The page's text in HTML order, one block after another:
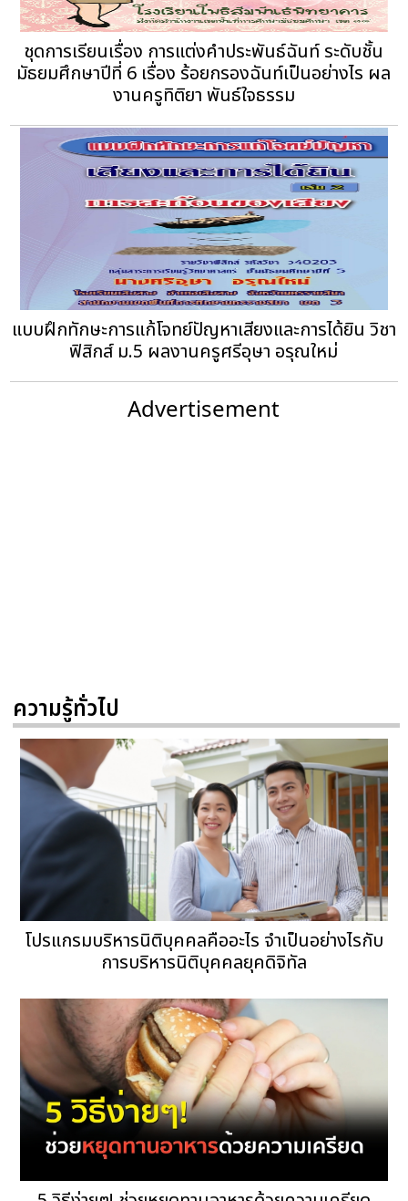
ชุดการเรียนเรื่อง การแต่งคำประพันธ์ฉันท์ ระดับชั้น
มัธยมศึกษาปีที่ 6 เรื่อง ร้อยกรองฉันท์เป็นอย่างไร ผล
งานครูทิติยา พันธ์ใจธรรม
แบบฝึกทักษะการแก้โจทย์ปัญหาเสียงและการได้ยิน วิชา
ฟิสิกส์ ม.5 ผลงานครูศรีอุษา อรุณใหม่
Advertisement
ความรู้ทั่วไป
โปรแกรมบริหารนิติบุคคลคืออะไร จำเป็นอย่างไรกับ
การบริหารนิติบุคคลยุคดิจิทัล